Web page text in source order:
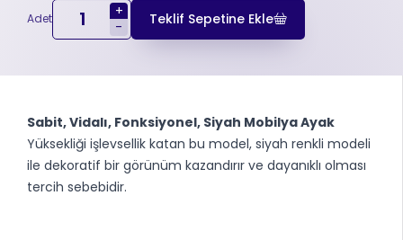
Adet
+
-
Teklif Sepetine Ekle
Sabit, Vidalı, Fonksiyonel, Siyah Mobilya Ayak
Yüksekliği işlevsellik katan bu model, siyah renkli modeli
ile dekoratif bir görünüm kazandırır ve dayanıklı olması
tercih sebebidir.